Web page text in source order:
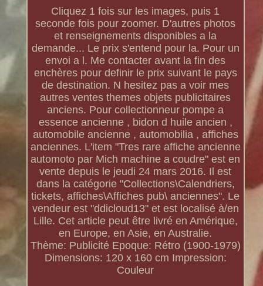
Cliquez 1 fois sur les images, puis 1
seconde fois pour zoomer. D'autres photos
et renseignements disponibles a la
demande... Le prix s'entend pour la. Pour un
envoi a l. Me contacter avant la fin des
enchères pour definir le prix suivant le pays
de destination. N hesitez pas a voir mes
autres ventes themes objets publicitaires
anciens. Pour collectionneur pompe a
essence ancienne , bidon d huile ancien ,
automobile ancienne , automobilia , affiches
anciennes. L'item "Tres rare affiche ancienne
automoto par Mich machine a coudre" est en
vente depuis le jeudi 24 mars 2016. Il est
dans la catégorie "Collections\Calendriers,
tickets, affiches\Affiches pub\ anciennes". Le
vendeur est "ddicloud13" et est localisé à/en
Lille. Cet article peut être livré en Amérique,
en Europe, en Asie, en Australie.
Thème: Publicité Epoque: Rétro (1900-1979)
Dimensions: 120 x 160 cm Impression:
Couleur